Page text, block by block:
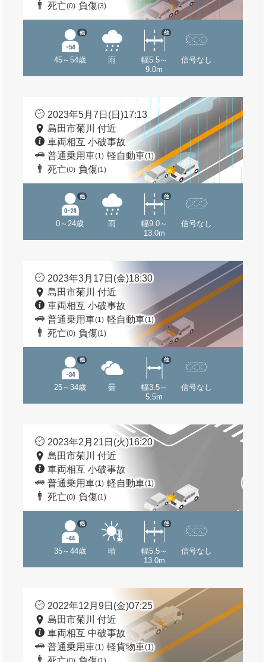
死亡(0) 負傷(3)
45～54歳
他
雨
幅5.5～
9.0m
他
信号なし
2023年5月7日(日)17:13
島田市菊川 付近
車両相互 小破事故
普通乗用車(1) 軽自動車(1)
死亡(0) 負傷(1)
0～24歳
他
雨
幅9.0～
13.0m
他
信号なし
2023年3月17日(金)18:30
島田市菊川 付近
車両相互 小破事故
普通乗用車(1) 軽自動車(1)
死亡(0) 負傷(1)
25～34歳
他
曇
幅3.5～
5.5m
他
信号なし
2023年2月21日(火)16:20
島田市菊川 付近
車両相互 小破事故
普通乗用車(1) 軽自動車(1)
死亡(0) 負傷(1)
35～44歳
他
晴
幅5.5～
13.0m
他
信号なし
2022年12月9日(金)07:25
島田市菊川 付近
車両相互 中破事故
普通乗用車(1) 軽貨物車(1)